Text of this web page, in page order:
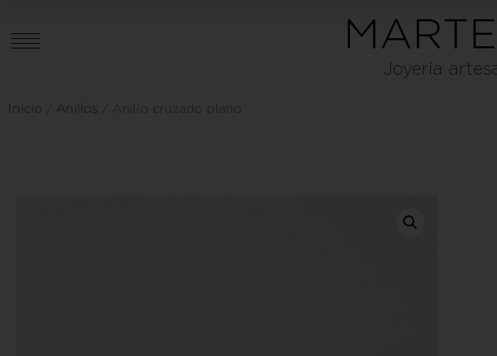
Joyería
Inicio Anillos / Anillo cruzado plano